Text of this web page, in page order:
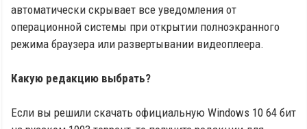
автоматически скрывает все уведомления от
операционной системы при открытии полноэкранного
режима браузера или развертывании видеоплеера.
Какую редакцию выбрать?
Если вы решили скачать официальную Windows 10 64 бит